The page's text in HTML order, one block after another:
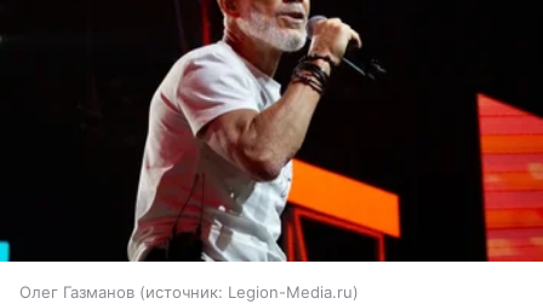
Олег Газманов источник: Legion-Media.ru